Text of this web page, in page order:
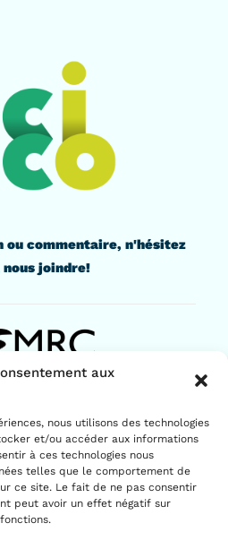
aux
nous utilisons des technologies
et/ou accéder aux informations
à ces technologies nous
telles que le comportement de
ce site. Le fait de ne pas consentir
peut avoir un effet négatif sur
ou commentaire, n'hésitez
nous joindre!
(Québec) J2B 1G6
477-2230